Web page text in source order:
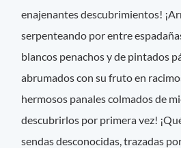
enajenantes descubrimientos!
serpenteando por entre
blancos penachos y de pintados
abrumados con su fruto en
hermosos panales colmados de
descubrirlos por primera vez!
sendas desconocidas, trazadas